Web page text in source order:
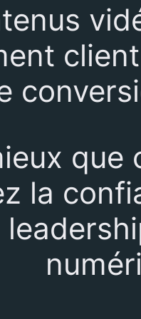
que
la